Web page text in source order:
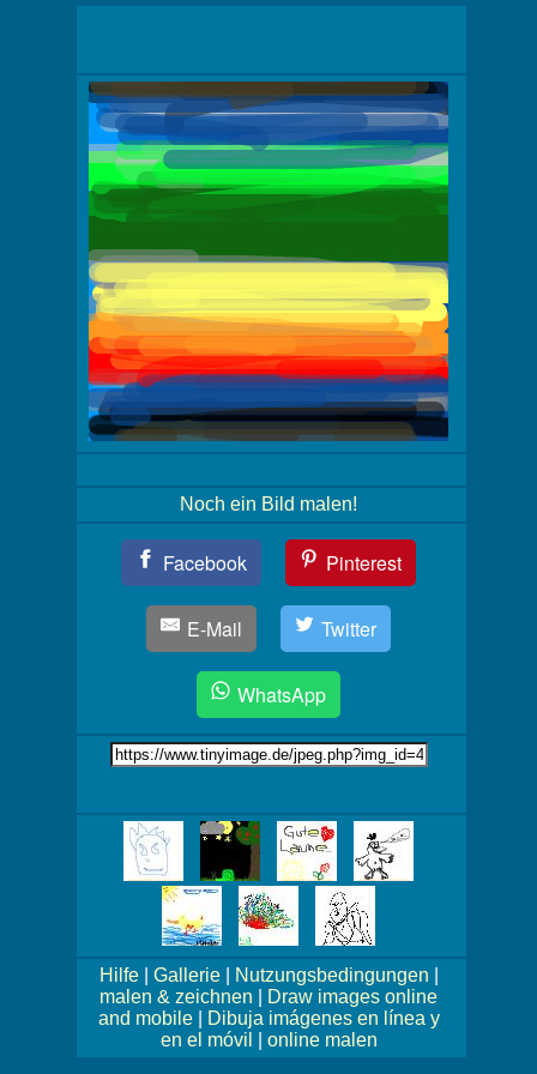
Noch ein Bild malen!
Facebook Pinterest
E-Mail Twitter
WhatsApp
Link
auf's
Bilder!
Hilfe| Gallerie| Nutzungsbedingungen
malen & zeichnen
Draw images online
and mobile|
Dibuja imágenes en línea y
en el móvil
online malen